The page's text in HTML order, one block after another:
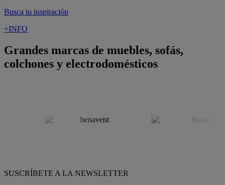
Busca tu inspiración
+INFO
Grandes marcas de muebles, sofás,
colchones y electrodomésticos
SUSCRÍBETE A LA NEWSLETTER